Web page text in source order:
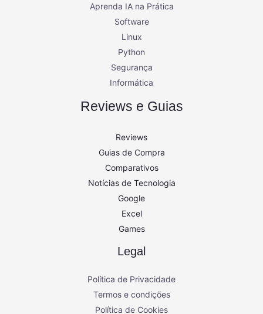
Aprenda IA na Prática
Software
Linux
Python
Segurança
Informática
Reviews e Guias
Reviews
Guias de Compra
Comparativos
Notícias de Tecnologia
Google
Excel
Games
Legal
Política de Privacidade
Termos e condições
Política de Cookies